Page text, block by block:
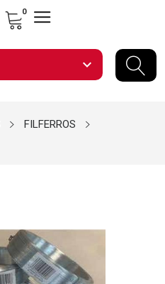
0
expand_more
FILFERROS